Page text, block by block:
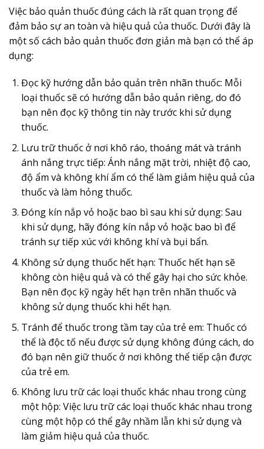
Việc bảo quản thuốc đúng cách là rất quan trọng để
đảm bảo sự an toàn và hiệu quả của thuốc. Dưới đây là
một số cách bảo quản thuốc đơn giản mà bạn có thể áp
dụng:
Đọc kỹ hướng dẫn bảo quản trên nhãn thuốc: Mỗi
loại thuốc sẽ có hướng dẫn bảo quản riêng, do đó
bạn nên đọc kỹ thông tin này trước khi sử dụng
thuốc.
Lưu trữ thuốc ở nơi khô ráo, thoáng mát và tránh
ánh nắng trực tiếp: Ánh nắng mặt trời, nhiệt độ cao,
độ ẩm và không khí ẩm có thể làm giảm hiệu quả của
thuốc và làm hỏng thuốc.
Đóng kín nắp vỏ hoặc bao bì sau khi sử dụng: Sau
khi sử dụng, hãy đóng kín nắp vỏ hoặc bao bì để
tránh sự tiếp xúc với không khí và bụi bẩn.
Không sử dụng thuốc hết hạn: Thuốc hết hạn sẽ
không còn hiệu quả và có thể gây hại cho sức khỏe.
Bạn nên đọc kỹ ngày hết hạn trên nhãn thuốc và
không sử dụng thuốc khi hết hạn.
Tránh để thuốc trong tầm tay của trẻ em: Thuốc có
thể là độc tố nếu được sử dụng không đúng cách, do
đó bạn nên giữ thuốc ở nơi không thể tiếp cận được
của trẻ em.
Không lưu trữ các loại thuốc khác nhau trong cùng
một hộp: Việc lưu trữ các loại thuốc khác nhau trong
cùng một hộp có thể gây nhầm lẫn khi sử dụng và
làm giảm hiệu quả của thuốc.